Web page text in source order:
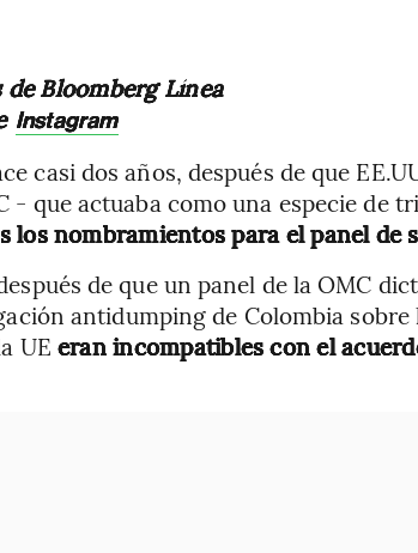
de Bloomberg Línea
Instagram
casi dos años, después de que
- que actuaba como una especie de
los nombramientos para el panel de
de que un panel de la OMC
antidumping de Colombia
UE eran incompatibles con el